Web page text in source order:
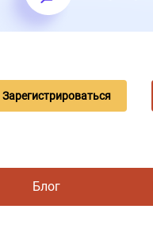
Зарегистрироваться
Блог